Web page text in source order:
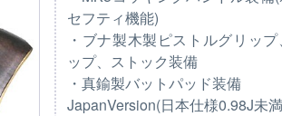
セフティ機能)
・ブナ製木製ピストルグリッ
ップ、ストック装備
・真鍮製バットパッド装備
JapanVersion(日本仕様0.98J未